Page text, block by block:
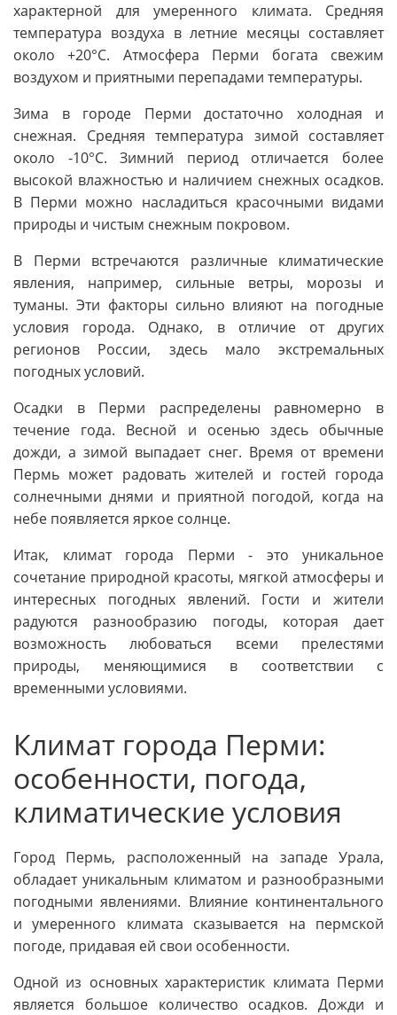
характерной для умеренного климата. Средняя
температура воздуха в летние месяцы составляет
около +20°C. Атмосфера Перми богата свежим
воздухом и приятными перепадами температуры.
Зима в городе Перми достаточно холодная и
снежная. Средняя температура зимой составляет
около -10°C. Зимний период отличается более
высокой влажностью и наличием снежных осадков.
В Перми можно насладиться красочными видами
природы и чистым снежным покровом.
В Перми встречаются различные климатические
явления, например, сильные ветры, морозы и
туманы. Эти факторы сильно влияют на погодные
условия города. Однако, в отличие от других
регионов России, здесь мало экстремальных
погодных условий.
Осадки в Перми распределены равномерно в
течение года. Весной и осенью здесь обычные
дожди, а зимой выпадает снег. Время от времени
Пермь может радовать жителей и гостей города
солнечными днями и приятной погодой, когда на
небе появляется яркое солнце.
Итак, климат города Перми - это уникальное
сочетание природной красоты, мягкой атмосферы и
интересных погодных явлений. Гости и жители
радуются разнообразию погоды, которая дает
возможность любоваться всеми прелестями
природы, меняющимися в соответствии с
временными условиями.
Климат города Перми:
особенности, погода,
климатические условия
Город Пермь, расположенный на западе Урала,
обладает уникальным климатом и разнообразными
погодными явлениями. Влияние континентального
и умеренного климата сказывается на пермской
погоде, придавая ей свои особенности.
Одной из основных характеристик климата Перми
является большое количество осадков. Дожди и